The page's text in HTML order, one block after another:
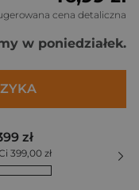
cena detaliczna
w poniedziałek.
zł
399,00 zł